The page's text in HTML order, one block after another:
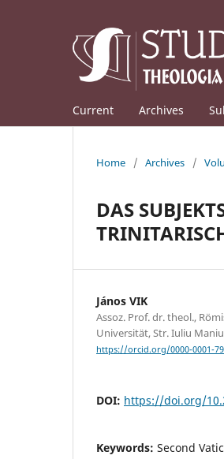
Current Archives
Home / Archives /
DAS
János VIK
Assoz. Prof. dr. theol.,
Universität, Str. Iuliu
https://orcid.org/0000-0001-
DOI: https://doi.org/
Keywords: Second